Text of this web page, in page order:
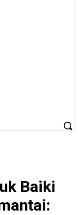
Baiki